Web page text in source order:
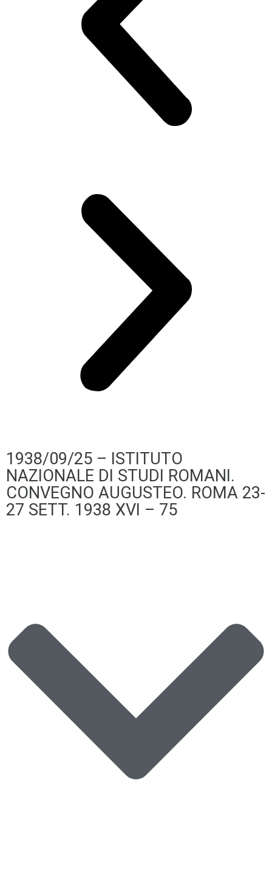
1938/09/25 – ISTITUTO
NAZIONALE DI STUDI ROMANI.
CONVEGNO AUGUSTEO. ROMA 23-
27 SETT. 1938 XVI – 75